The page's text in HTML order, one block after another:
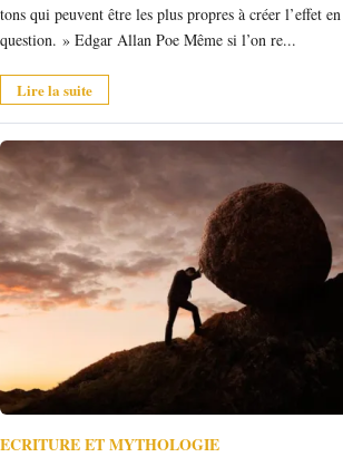
tons qui peuvent être les plus propres à créer l’effet en
question. » Edgar Allan Poe Même si l’on re...
Lire la suite
ECRITURE ET MYTHOLOGIE